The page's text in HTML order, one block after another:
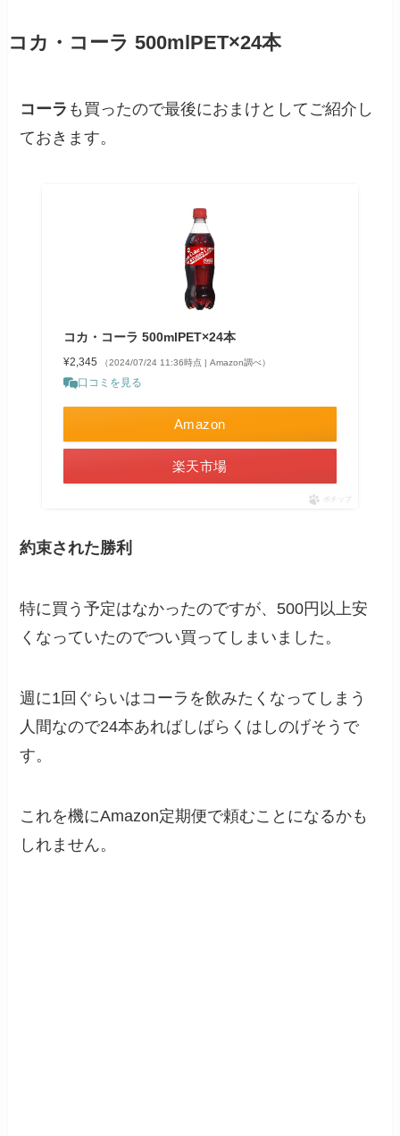
コカ・コーラ 500mlPET×24本
コーラ も買ったので最後におまけとしてご紹介し
ておきます。
コカ・コーラ 500mlPET×24本
¥2,345 （2024/07/24 11:36時点 | Amazon調べ）
口コミを見る
Amazon
楽天市場
ポチップ
約束された勝利
特に買う予定はなかったのですが、500円以上安
くなっていたのでつい買ってしまいました。
週に1回ぐらいはコーラを飲みたくなってしまう
人間なので24本あればしばらくはしのげそうで
す。
これを機にAmazon定期便で頼むことになるかも
しれません。